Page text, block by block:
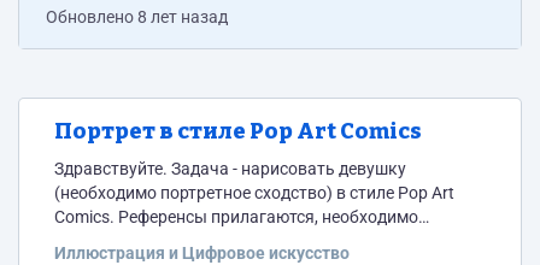
Обновлено8 лет назад
Портрет в стиле Pop Art Comics
Здравствуйте. Задача - нарисовать девушку
(необходимо портретное сходство) в стиле Pop Art
Comics. Референсы прилагаются, необходимо
Иллюстрация и Цифровое искусство